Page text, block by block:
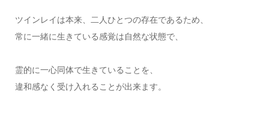
ツインレイは本来、二人ひとつの存在であるため、
常に一緒に生きている感覚は自然な状態で、
霊的に一心同体で生きていることを、
違和感なく受け入れることが出来ます。